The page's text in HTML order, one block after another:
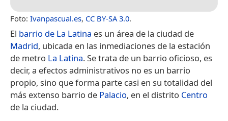
Foto: Ivanpascual.es, CC BY-SA 3.0.
El barrio de La Latina es un área de la ciudad de
Madrid, ubicada en las inmediaciones de la estación
de metro La Latina. Se trata de un barrio oficioso, es
decir, a efectos administrativos no es un barrio
propio, sino que forma parte casi en su totalidad del
más extenso barrio de Palacio, en el distrito Centro
de la ciudad.